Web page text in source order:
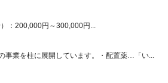
：200,000円～300,000円...
事業を柱に展開しています。・配置薬…「い...